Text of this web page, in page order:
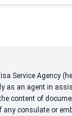
Service Agency
as an agent in
content of
any consulate or